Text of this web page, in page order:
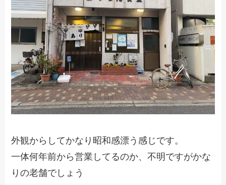
外観からしてかなり昭和感漂う感じです。
一体何年前から営業してるのか、不明ですがかな
りの老舗でしょう